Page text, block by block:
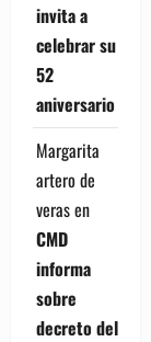
invita a
celebrar su
52
aniversario
Margarita
artero de
verasen
CMD
informa
sobre
decreto del